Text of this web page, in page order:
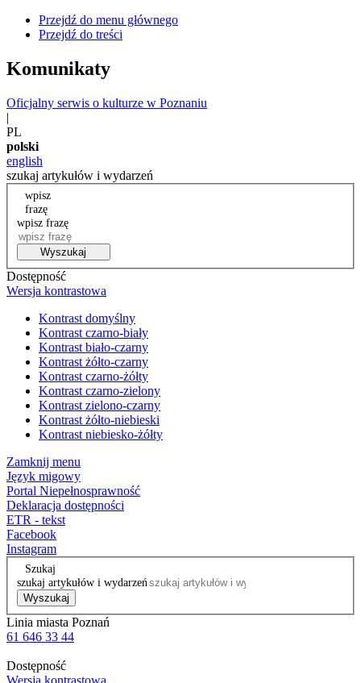
Przejdź do menu głównego
Przejdź do treści
Komunikaty
Oficjalny serwis o kulturze w Poznaniu
|
PL
polski
english
szukaj artykułów i wydarzeń
wpisz
frazę
wpisz frazę
Wyszukaj
Dostępność
Wersja kontrastowa
Kontrast domyślny
Kontrast czarno-biały
Kontrast biało-czarny
Kontrast żółto-czarny
Kontrast czarno-żółty
Kontrast czarno-zielony
Kontrast zielono-czarny
Kontrast żółto-niebieski
Kontrast niebiesko-żółty
Zamknij menu
Język migowy
Portal Niepełnosprawność
Deklaracja dostępności
ETR - tekst
Facebook
Instagram
Szukaj
szukaj artykułów i wydarzeń
Wyszukaj
Linia miasta Poznań
61 646 33 44
Dostępność
Wersja kontrastowa